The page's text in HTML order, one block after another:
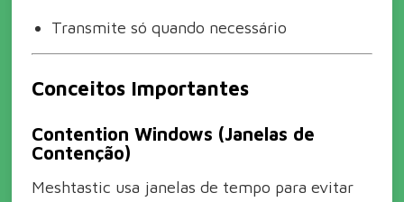
Transmite só quando necessário
Conceitos Importantes
Contention Windows (Janelas de
Contenção)
Meshtastic usa janelas de tempo para evitar